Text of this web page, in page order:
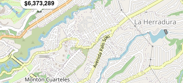
$6,373,289